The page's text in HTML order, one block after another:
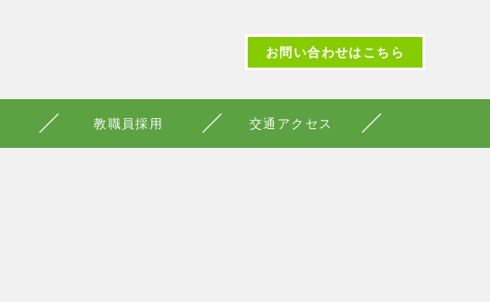
お問い合わせはこちら
教職員採用 交通アクセス